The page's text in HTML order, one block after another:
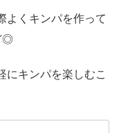
よくキンパを作って
◎
にキンパを楽しむこ